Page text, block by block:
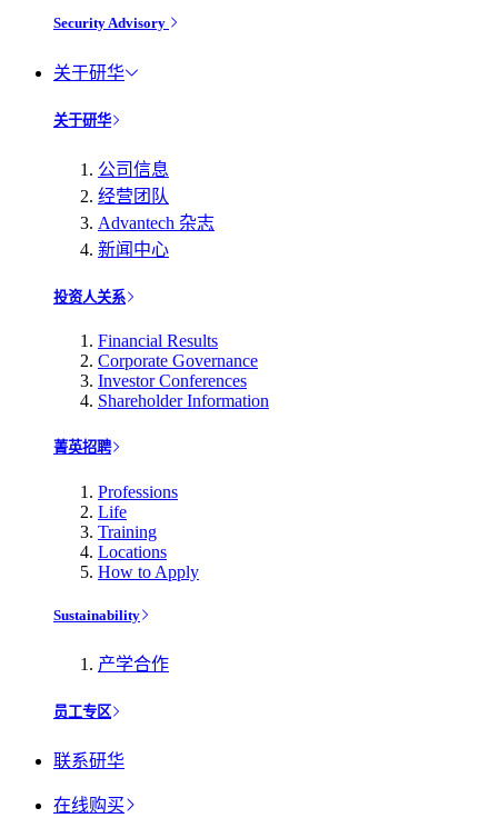
Security Advisory
关于研华
关于研华
公司信息
经营团队
Advantech 杂志
新闻中心
投资人关系
Financial Results
Corporate Governance
Investor Conferences
Shareholder Information
菁英招聘
Professions
Life
Training
Locations
How to Apply
Sustainability
产学合作
员工专区
联系研华
在线购买